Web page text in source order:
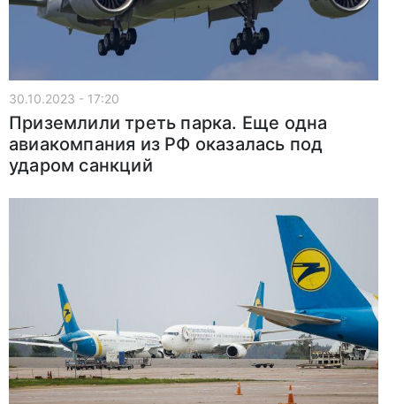
30.10.2023 - 17:20
Приземлили треть парка. Еще одна
авиакомпания из РФ оказалась под
ударом санкций